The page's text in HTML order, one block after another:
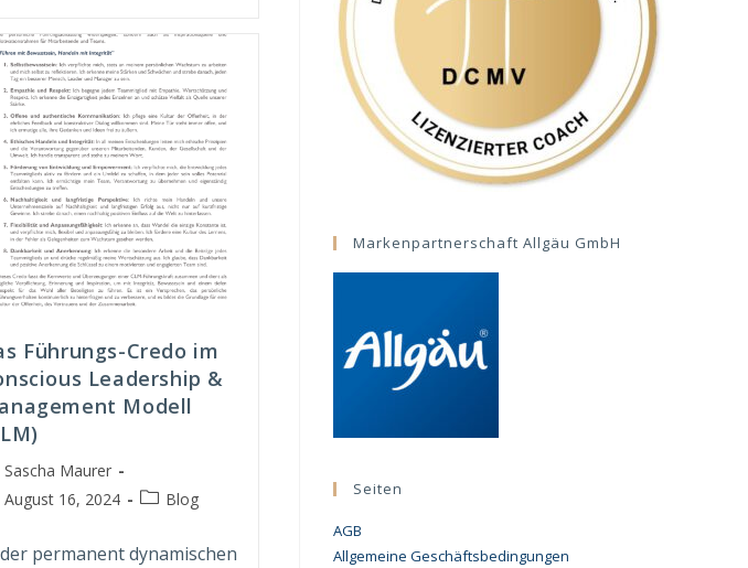
Führungs-Credo im
Leadership &
Modell
Sascha Maurer
August 16, 2024
Beitrags-
Blog
permanent dynamischen
Markenpartnerschaft Allgäu GmbH
Seiten
AGB
Allgemeine Geschäftsbedingungen